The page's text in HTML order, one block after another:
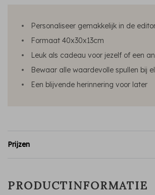
Personaliseer gemakkelijk in de
Formaat 40x30x13cm
Leuk als cadeau voor jezelf of een
Bewaar alle waardevolle spullen bij
Een blijvende herinnering voor later
Prijzen
PRODUCTINFORMATIE